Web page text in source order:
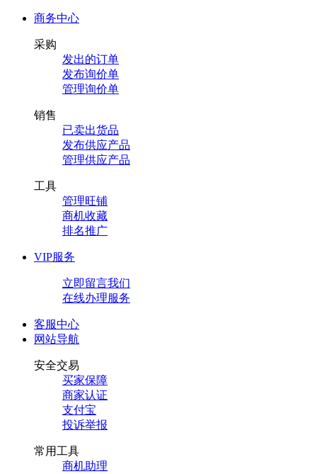
商务中心
采购
发出的订单
发布询价单
管理询价单
销售
已卖出货品
发布供应产品
管理供应产品
工具
管理旺铺
商机收藏
排名推广
VIP服务
立即留言我们
在线办理服务
客服中心
网站导航
安全交易
买家保障
商家认证
支付宝
投诉举报
常用工具
商机助理